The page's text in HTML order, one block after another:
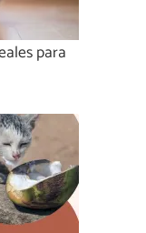
para